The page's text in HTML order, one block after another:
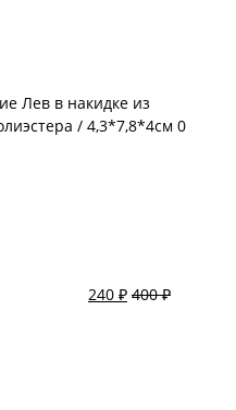
Лев в накидке из
/ 4,3*7,8*4см 0
240 ₽ 400 ₽